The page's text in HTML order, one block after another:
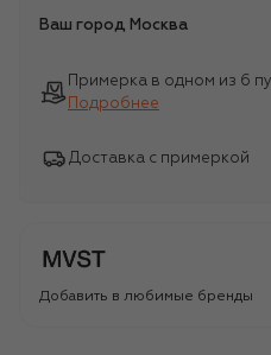
Ваш город Москва
Примерка в одном из 6
Подробнее
Доставка с примеркой
Добавить в любимые бренды